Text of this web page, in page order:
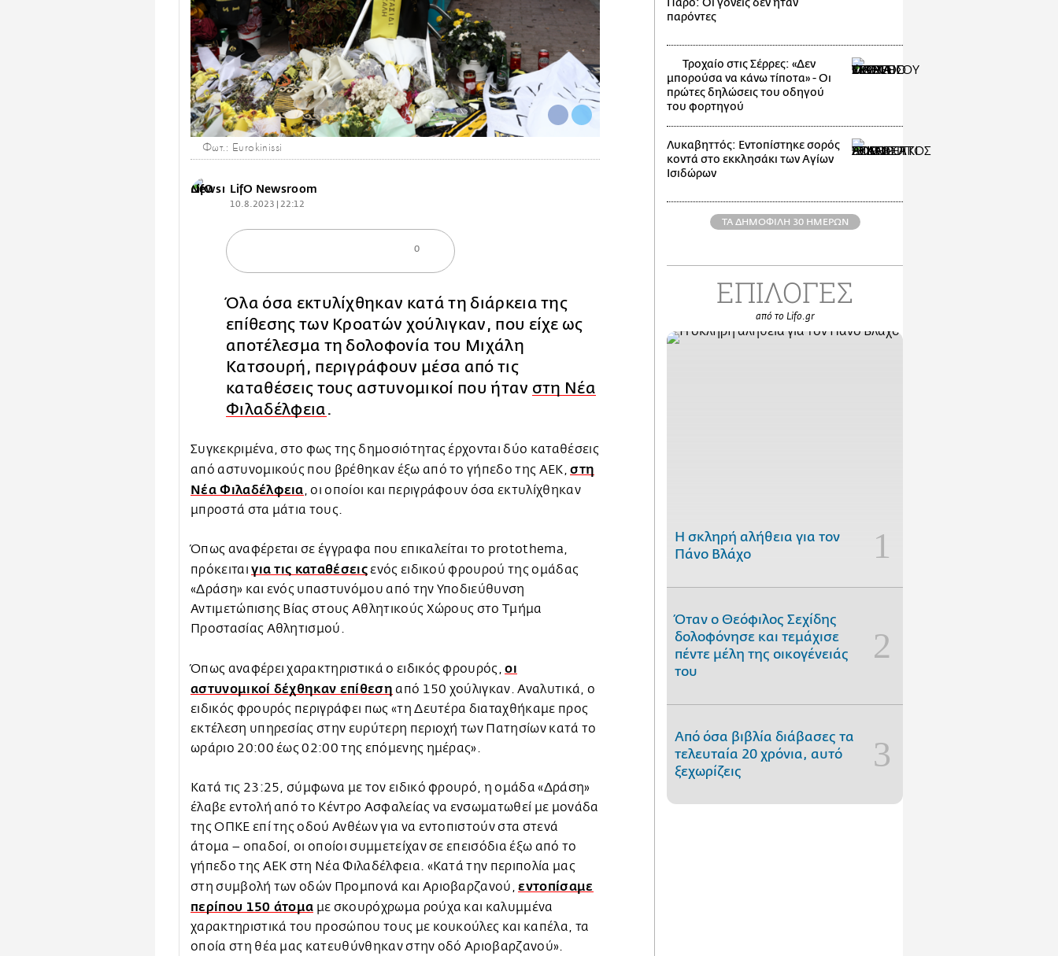
Φωτ.: Eurokinissi
LifO Newsroom
10.8.2023 | 22:12
0
Όλα όσα εκτυλίχθηκαν κατά τη διάρκεια της
επίθεσης των Κροατών χούλιγκαν, που είχε ως
αποτέλεσμα τη δολοφονία του Μιχάλη
Κατσουρή, περιγράφουν μέσα από τις
καταθέσεις τους αστυνομικοί που ήταν στη Νέα
Φιλαδέλφεια.
Συγκεκριμένα, στο φως της δημοσιότητας έρχονται δύο καταθέσεις
από αστυνομικούς που βρέθηκαν έξω από το γήπεδο της ΑΕΚ,στη
Νέα Φιλαδέλφεια, οι οποίοι και περιγράφουν όσα εκτυλίχθηκαν
μπροστά στα μάτια τους.
Όπως αναφέρεται σε έγγραφα που επικαλείται το protothema,
πρόκειταιγια τις καταθέσειςενός ειδικού φρουρού της ομάδας
«Δράση» και ενός υπαστυνόμου από την Υποδιεύθυνση
Αντιμετώπισης Βίας στους Αθλητικούς Χώρους στο Τμήμα
Προστασίας Αθλητισμού.
Όπως αναφέρει χαρακτηριστικά ο ειδικός φρουρός,οι
αστυνομικοί δέχθηκαν επίθεση από 150 χούλιγκαν. Αναλυτικά, ο
ειδικός φρουρός περιγράφει πως «τη Δευτέρα διαταχθήκαμε προς
εκτέλεση υπηρεσίας στην ευρύτερη περιοχή των Πατησίων κατά το
ωράριο 20:00 έως 02:00 της επόμενης ημέρας».
Κατά τις 23:25, σύμφωνα με τον ειδικό φρουρό, η ομάδα «Δράση»
έλαβε εντολή από το Κέντρο Ασφαλείας να ενσωματωθεί με μονάδα
της ΟΠΚΕ επί της οδού Ανθέων για να εντοπιστούν στα στενά
άτομα – οπαδοί, οι οποίοι συμμετείχαν σε επεισόδια έξω από το
γήπεδο της ΑΕΚ στη Νέα Φιλαδέλφεια. «Κατά την περιπολία μας
στη συμβολή των οδών Προμπονά και Αριοβαρζανού,εντοπίσαμε
περίπου 150 άτομα με σκουρόχρωμα ρούχα και καλυμμένα
χαρακτηριστικά του προσώπου τους με κουκούλες και καπέλα, τα
οποία στη θέα μας κατευθύνθηκαν στην οδό Αριοβαρζανού».
Πάρο: Οι γονείς δεν ήταν
παρόντες
Τροχαίο στις Σέρρες: «Δεν
μπορούσα να κάνω τίποτα» - Οι
πρώτες δηλώσεις του οδηγού
του φορτηγού
Λυκαβηττός: Εντοπίστηκε σορός
κοντά στο εκκλησάκι των Αγίων
Ισιδώρων
ΤΑ ΔΗΜΟΦΙΛΗ 30 ΗΜΕΡΩΝ
ΕΠΙΛΟΓΕΣ
από το Lifo.gr
H σκληρή αλήθεια για τον
Πάνο Βλάχο
Όταν ο Θεόφιλος Σεχίδης
δολοφόνησε και τεμάχισε
πέντε μέλη της οικογένειάς
του
Από όσα βιβλία διάβασες τα
τελευταία 20 χρόνια, αυτό
ξεχωρίζεις